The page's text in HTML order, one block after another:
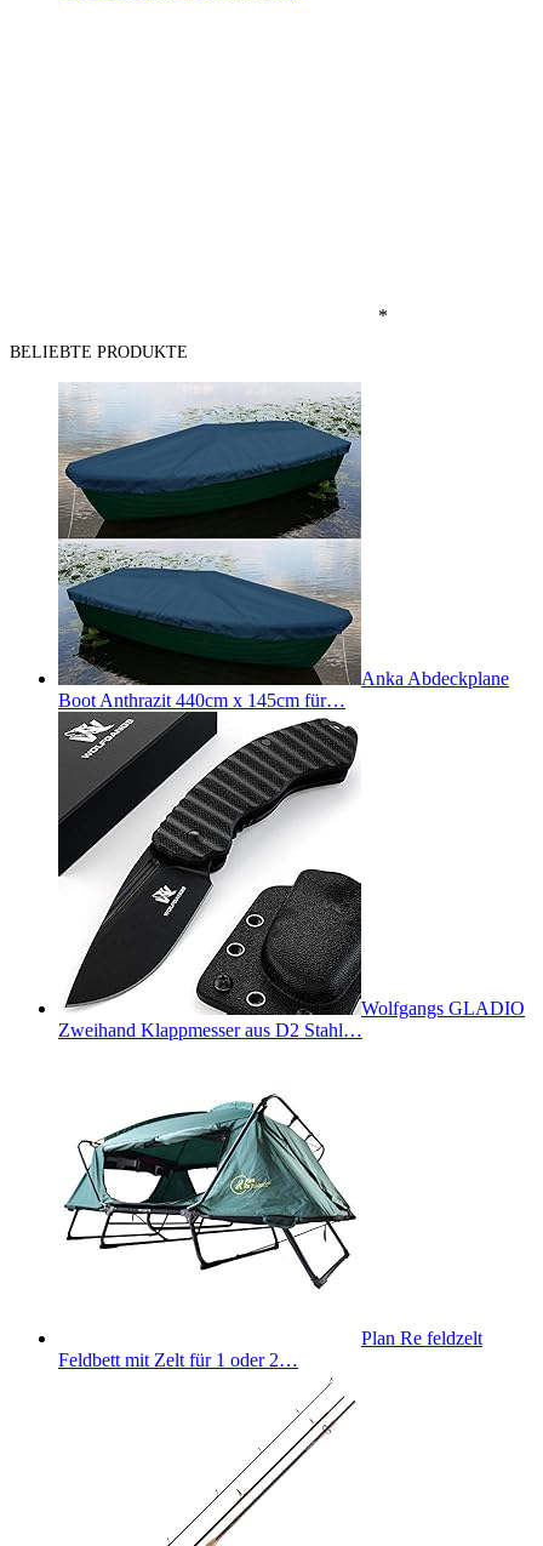
*
BELIEBTE PRODUKTE
Anka Abdeckplane
Boot Anthrazit 440cm x 145cm für…
Wolfgangs GLADIO
Zweihand Klappmesser aus D2 Stahl…
Plan Re feldzelt
Feldbett mit Zelt für 1 oder 2…